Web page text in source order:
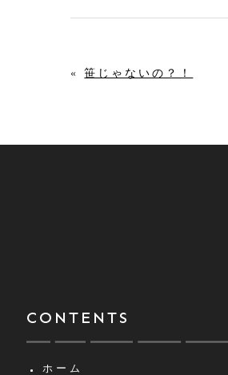
«笹じゃないの？！
CONTENTS
ホーム